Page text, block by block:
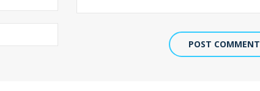
POST COMMENT